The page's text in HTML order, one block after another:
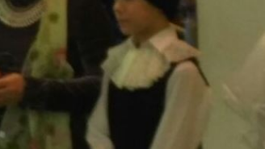
Спектакль "спящая красавица"